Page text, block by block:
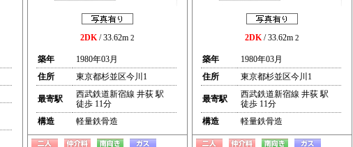
2DK/ 33.62m 2
築年
1980年03月
住所
東京都杉並区今川1
最寄駅
西武鉄道新宿線 井荻 駅
徒歩 11分
構造
軽量鉄骨造
2DK/ 33.62m 2
築年
1980年03月
住所
東京都杉並区今川1
最寄駅
西武鉄道新宿線 井荻 駅
徒歩 11分
構造
軽量鉄骨造